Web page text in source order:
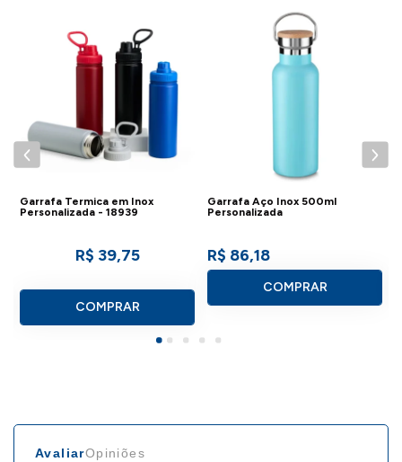
Brinde útil e sofisticado para o seu
público
Garrafa Termica em Inox
Personalizada - 18939
R$ 39,75
COMPRAR
Garrafa Aço Inox 500ml
Personalizada
R$ 86,18
COMPRAR
AvaliarOpiniões